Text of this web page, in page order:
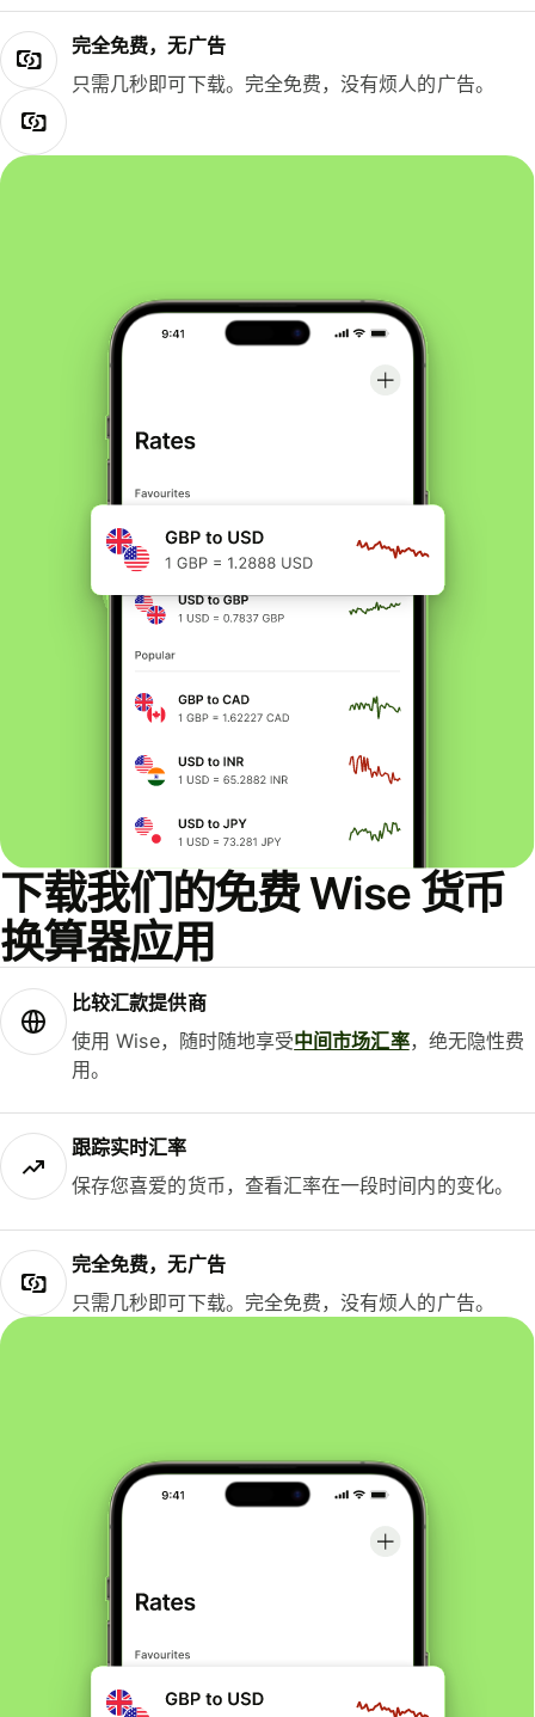
完全免费，无广告
只需几秒即可下载。完全免费，没有烦人的广告。
下载我们的免费 Wise 货币
换算器应用
比较汇款提供商
使用 Wise，随时随地享受中间市场汇率，绝无隐性费
用。
跟踪实时汇率
保存您喜爱的货币，查看汇率在一段时间内的变化。
完全免费，无广告
只需几秒即可下载。完全免费，没有烦人的广告。